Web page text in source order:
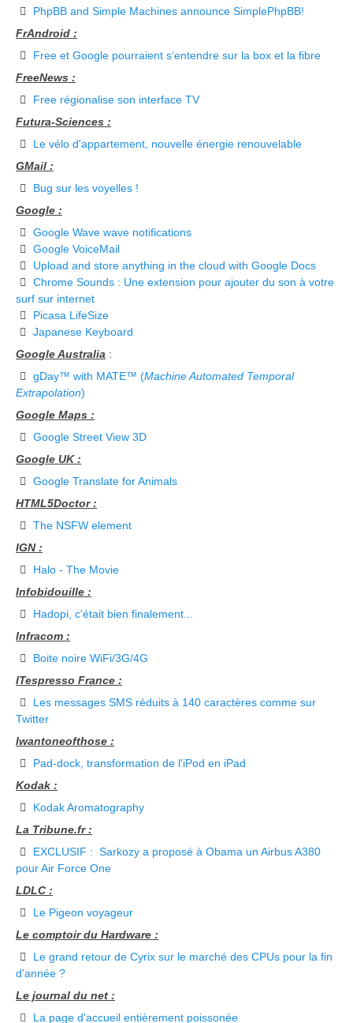
PhpBB and Simple Machines announce SimplePhpBB!
FrAndroid :
Free et Google pourraient s’entendre sur la box et la fibre
FreeNews :
Free régionalise son interface TV
Futura-Sciences :
Le vélo d'appartement, nouvelle énergie renouvelable
GMail :
Bug sur les voyelles !
Google :
Google Wave wave notifications
Google VoiceMail
Upload and store anything in the cloud with Google Docs
Chrome Sounds : Une extension pour ajouter du son à votre
surf sur internet
Picasa LifeSize
Japanese Keyboard
Google Australia :
gDay™ with MATE™ (Machine Automated Temporal
Extrapolation)
Google Maps :
Google Street View 3D
Google UK :
Google Translate for Animals
HTML5Doctor :
The NSFW element
IGN :
Halo - The Movie
Infobidouille :
Hadopi, c'était bien finalement...
Infracom :
Boite noire WiFi/3G/4G
ITespresso France :
Les messages SMS réduits à 140 caractères comme sur
Twitter
Iwantoneofthose :
Pad-dock, transformation de l'iPod en iPad
Kodak :
Kodak Aromatography
La Tribune.fr :
EXCLUSIF : Sarkozy a proposé à Obama un Airbus A380
pour Air Force One
LDLC :
Le Pigeon voyageur
Le comptoir du Hardware :
Le grand retour de Cyrix sur le marché des CPUs pour la fin
d'année ?
Le journal du net :
La page d'accueil entièrement poissonée